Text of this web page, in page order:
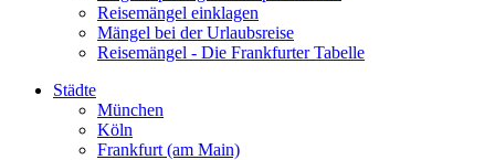
Reisemängel einklagen
Mängel bei der Urlaubsreise
Reisemängel - Die Frankfurter Tabelle
Städte
München
Köln
Frankfurt (am Main)